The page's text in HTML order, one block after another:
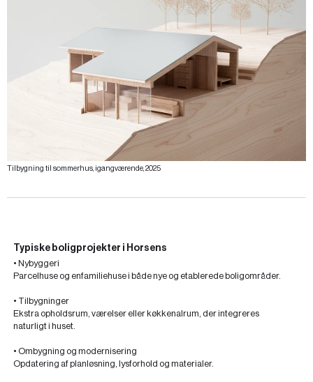
Tilbygning til sommerhus, igangværende, 2025
Typiske boligprojekter i Horsens
• Nybyggeri
Parcelhuse og enfamiliehuse i både nye og etablerede boligområder.
• Tilbygninger
Ekstra opholdsrum, værelser eller køkkenalrum, der integreres
naturligt i huset.
• Ombygning og modernisering
Opdatering af planløsning, lysforhold og materialer.